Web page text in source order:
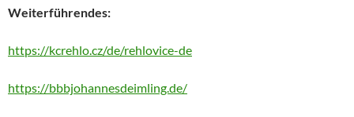
Weiterführendes:
https://kcrehlo.cz/de/rehlovice-de
https://bbbjohannesdeimling.de/